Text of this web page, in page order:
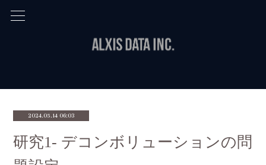
2024.05.14 06:03
研究1- デコンボリューションの問